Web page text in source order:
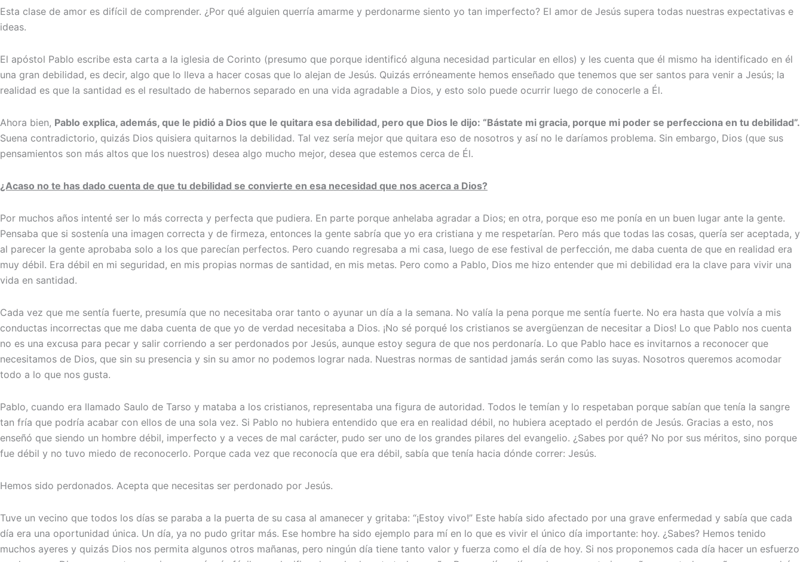
Esta clase de amor es difícil de comprender. ¿Por qué alguien querría amarme y perdonarme siento yo tan imperfecto? El amor de Jesús supera todas nuestras expectativas e
ideas.
El apóstol Pablo escribe esta carta a la iglesia de Corinto (presumo que porque identificó alguna necesidad particular en ellos) y les cuenta que él mismo ha identificado en él
una gran debilidad, es decir, algo que lo lleva a hacer cosas que lo alejan de Jesús. Quizás erróneamente hemos enseñado que tenemos que ser santos para venir a Jesús; la
realidad es que la santidad es el resultado de habernos separado en una vida agradable a Dios, y esto solo puede ocurrir luego de conocerle a Él.
Ahora bien, Pablo explica, además, que le pidió a Dios que le quitara esa debilidad, pero que Dios le dijo: “Bástate mi gracia, porque mi poder se perfecciona en tu debilidad”.
Suena contradictorio, quizás Dios quisiera quitarnos la debilidad. Tal vez sería mejor que quitara eso de nosotros y así no le daríamos problema. Sin embargo, Dios (que sus
pensamientos son más altos que los nuestros) desea algo mucho mejor, desea que estemos cerca de Él.
¿Acaso no te has dado cuenta de que tu debilidad se convierte en esa necesidad que nos acerca a Dios?
Por muchos años intenté ser lo más correcta y perfecta que pudiera. En parte porque anhelaba agradar a Dios; en otra, porque eso me ponía en un buen lugar ante la gente.
Pensaba que si sostenía una imagen correcta y de firmeza, entonces la gente sabría que yo era cristiana y me respetarían. Pero más que todas las cosas, quería ser aceptada, y
al parecer la gente aprobaba solo a los que parecían perfectos. Pero cuando regresaba a mi casa, luego de ese festival de perfección, me daba cuenta de que en realidad era
muy débil. Era débil en mi seguridad, en mis propias normas de santidad, en mis metas. Pero como a Pablo, Dios me hizo entender que mi debilidad era la clave para vivir una
vida en santidad.
Cada vez que me sentía fuerte, presumía que no necesitaba orar tanto o ayunar un día a la semana. No valía la pena porque me sentía fuerte. No era hasta que volvía a mis
conductas incorrectas que me daba cuenta de que yo de verdad necesitaba a Dios. ¡No sé porqué los cristianos se avergüenzan de necesitar a Dios! Lo que Pablo nos cuenta
no es una excusa para pecar y salir corriendo a ser perdonados por Jesús, aunque estoy segura de que nos perdonaría. Lo que Pablo hace es invitarnos a reconocer que
necesitamos de Dios, que sin su presencia y sin su amor no podemos lograr nada. Nuestras normas de santidad jamás serán como las suyas. Nosotros queremos acomodar
todo a lo que nos gusta.
Pablo, cuando era llamado Saulo de Tarso y mataba a los cristianos, representaba una figura de autoridad. Todos le temían y lo respetaban porque sabían que tenía la sangre
tan fría que podría acabar con ellos de una sola vez. Si Pablo no hubiera entendido que era en realidad débil, no hubiera aceptado el perdón de Jesús. Gracias a esto, nos
enseñó que siendo un hombre débil, imperfecto y a veces de mal carácter, pudo ser uno de los grandes pilares del evangelio. ¿Sabes por qué? No por sus méritos, sino porque
fue débil y no tuvo miedo de reconocerlo. Porque cada vez que reconocía que era débil, sabía que tenía hacia dónde correr: Jesús.
Hemos sido perdonados. Acepta que necesitas ser perdonado por Jesús.
Tuve un vecino que todos los días se paraba a la puerta de su casa al amanecer y gritaba: “¡Estoy vivo!” Este había sido afectado por una grave enfermedad y sabía que cada
día era una oportunidad única. Un día, ya no pudo gritar más. Ese hombre ha sido ejemplo para mí en lo que es vivir el único día importante: hoy. ¿Sabes? Hemos tenido
muchos ayeres y quizás Dios nos permita algunos otros mañanas, pero ningún día tiene tanto valor y fuerza como el día de hoy. Si nos proponemos cada día hacer un esfuerzo